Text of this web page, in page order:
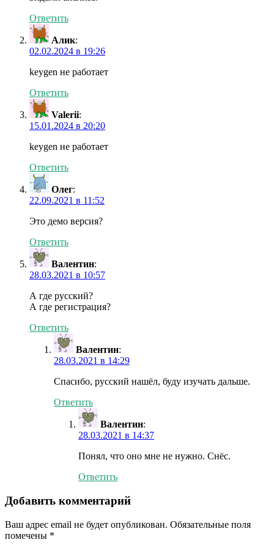
Ответить
Алик:
02.02.2024 в 19:26
keygen не работает
Ответить
Valerii:
15.01.2024 в 20:20
keygen не работает
Ответить
Олег:
22.09.2021 в 11:52
Это демо версия?
Ответить
Валентин:
28.03.2021 в 10:57
А где русский?
А где регистрация?
Ответить
Валентин:
28.03.2021 в 14:29
Спасибо, русский нашёл, буду изучать дальше.
Ответить
Валентин:
28.03.2021 в 14:37
Понял, что оно мне не нужно. Снёс.
Ответить
Добавить комментарий
Ваш адрес email не будет опубликован. Обязательные поля
помечены *